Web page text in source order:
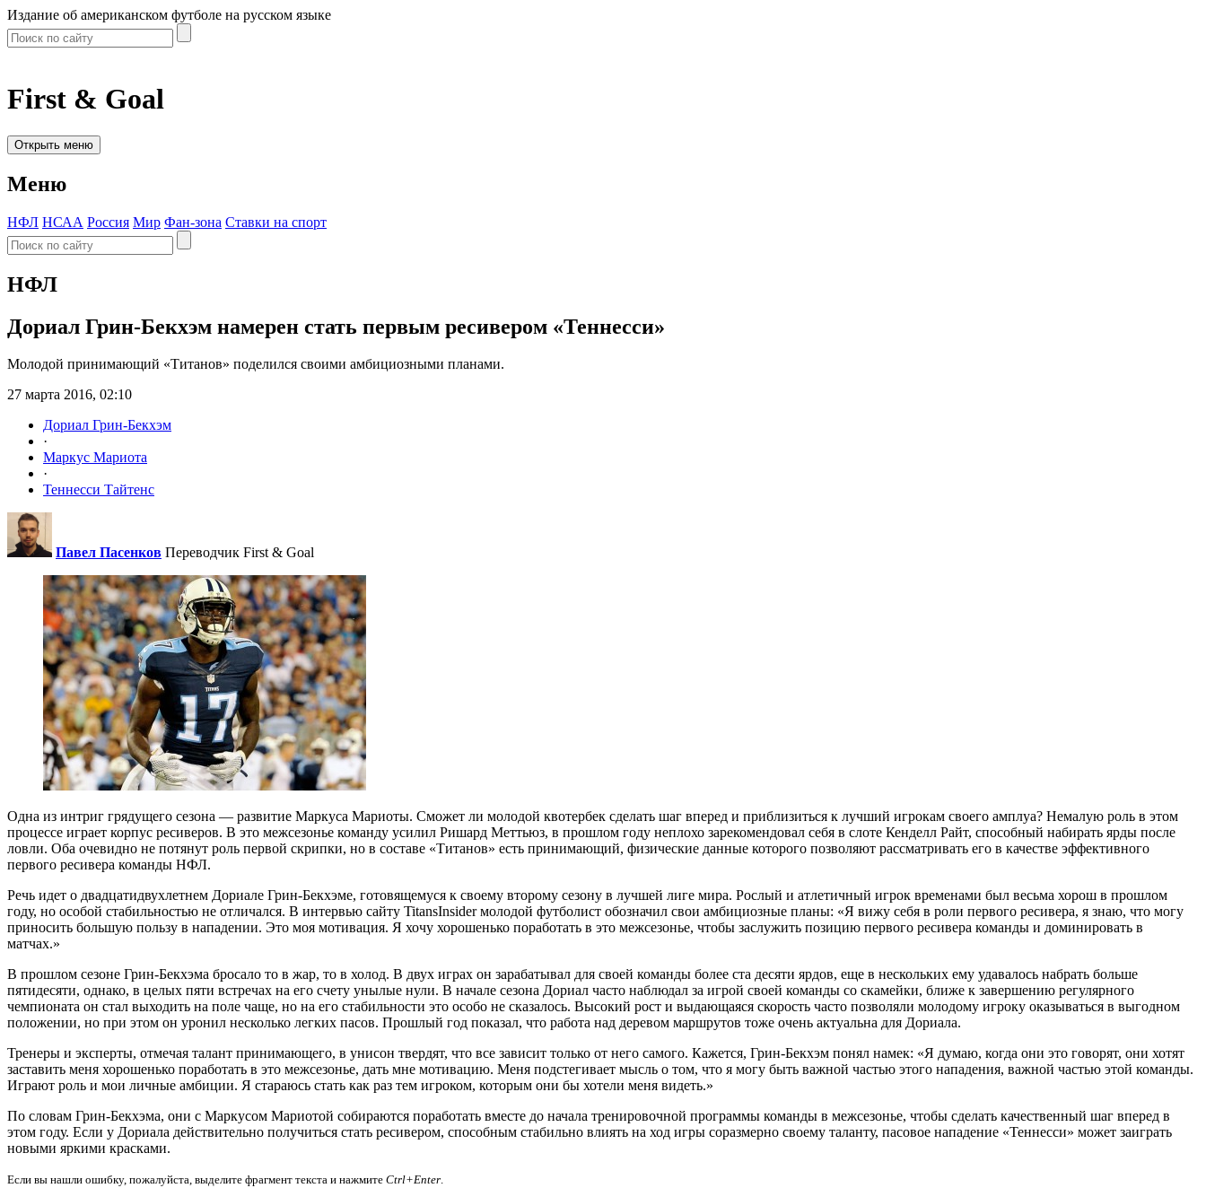
Издание об американском футболе на русском языке
First & Goal
Открыть меню
Меню
НФЛ НСАА Россия Мир Фан-зона Ставки на спорт
НФЛ
Дориал Грин-Бекхэм намерен стать первым ресивером «Теннесси»
Молодой принимающий «Титанов» поделился своими амбициозными планами.
27 марта 2016, 02:10
Дориал Грин-Бекхэм
·
Маркус Мариота
·
Теннесси Тайтенс
Павел Пасенков Переводчик First & Goal
Одна из интриг грядущего сезона — развитие Маркуса Мариоты. Сможет ли молодой квотербек сделать шаг вперед и приблизиться к лучший игрокам своего амплуа? Немалую роль в этом
процессе играет корпус ресиверов. В это межсезонье команду усилил Ришард Меттьюз, в прошлом году неплохо зарекомендовал себя в слоте Кенделл Райт, способный набирать ярды после
ловли. Оба очевидно не потянут роль первой скрипки, но в составе «Титанов» есть принимающий, физические данные которого позволяют рассматривать его в качестве эффективного
первого ресивера команды НФЛ.
Речь идет о двадцатидвухлетнем Дориале Грин-Бекхэме, готовящемуся к своему второму сезону в лучшей лиге мира. Рослый и атлетичный игрок временами был весьма хорош в прошлом
году, но особой стабильностью не отличался. В интервью сайту TitansInsider молодой футболист обозначил свои амбициозные планы: «Я вижу себя в роли первого ресивера, я знаю, что могу
приносить большую пользу в нападении. Это моя мотивация. Я хочу хорошенько поработать в это межсезонье, чтобы заслужить позицию первого ресивера команды и доминировать в
матчах.»
В прошлом сезоне Грин-Бекхэма бросало то в жар, то в холод. В двух играх он зарабатывал для своей команды более ста десяти ярдов, еще в нескольких ему удавалось набрать больше
пятидесяти, однако, в целых пяти встречах на его счету унылые нули. В начале сезона Дориал часто наблюдал за игрой своей команды со скамейки, ближе к завершению регулярного
чемпионата он стал выходить на поле чаще, но на его стабильности это особо не сказалось. Высокий рост и выдающаяся скорость часто позволяли молодому игроку оказываться в выгодном
положении, но при этом он уронил несколько легких пасов. Прошлый год показал, что работа над деревом маршрутов тоже очень актуальна для Дориала.
Тренеры и эксперты, отмечая талант принимающего, в унисон твердят, что все зависит только от него самого. Кажется, Грин-Бекхэм понял намек: «Я думаю, когда они это говорят, они хотят
заставить меня хорошенько поработать в это межсезонье, дать мне мотивацию. Меня подстегивает мысль о том, что я могу быть важной частью этого нападения, важной частью этой команды.
Играют роль и мои личные амбиции. Я стараюсь стать как раз тем игроком, которым они бы хотели меня видеть.»
По словам Грин-Бекхэма, они с Маркусом Мариотой собираются поработать вместе до начала тренировочной программы команды в межсезонье, чтобы сделать качественный шаг вперед в
этом году. Если у Дориала действительно получиться стать ресивером, способным стабильно влиять на ход игры соразмерно своему таланту, пасовое нападение «Теннесси» может заиграть
новыми яркими красками.
Если вы нашли ошибку, пожалуйста, выделите фрагмент текста и нажмите Ctrl+Enter.